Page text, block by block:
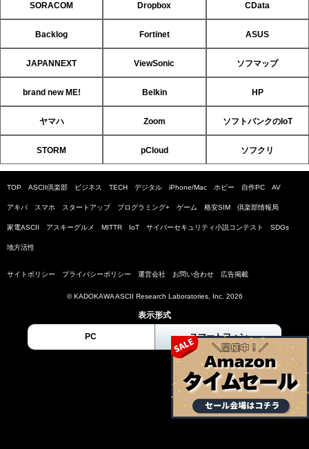
SORACOM Dropbox CData
Backlog Fortinet ASUS
JAPANNEXT ViewSonic ソフマップ
brand new ME! Belkin HP
ヤマハ Zoom ソフトバンクのIoT
STORM pCloud ソフクリ
TOP ASCII倶楽部 ビジネス TECH デジタル iPhone/Mac ホビー 自作PC AV
アキバ スマホ スタートアップ プログラミング+ ゲーム 格安SIM 倶楽部情報局
家電ASCII アスキーグルメ MITTR IoT サイバーセキュリティ小説コンテスト SDGs
地方活性
サイトポリシー プライバシーポリシー 運営会社 お問い合わせ 広告掲載
© KADOKAWA ASCII Research Laboratories, Inc. 2026
表示形式
PC スマートフォン